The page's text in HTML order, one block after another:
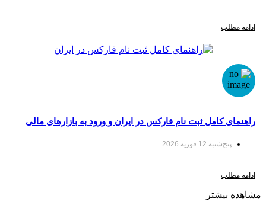
کامل ثبت نام فارکس در ایران و ورود به بازارهای مالی